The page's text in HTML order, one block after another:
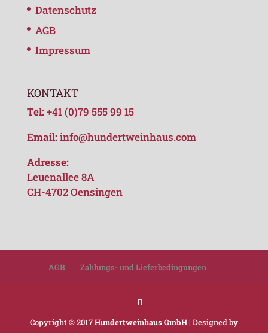
Datenschutz
AGB
Impressum
KONTAKT
Tel:+41 (0)79 555 99 15
Email:info@hundertweinhaus.com
Adresse:
Leuenallee 8A
CH-4702 Oensingen
AGB Zahlungs- und Lieferbedingungen
Copyright © 2017Hundertweinhaus GmbH| Designed by